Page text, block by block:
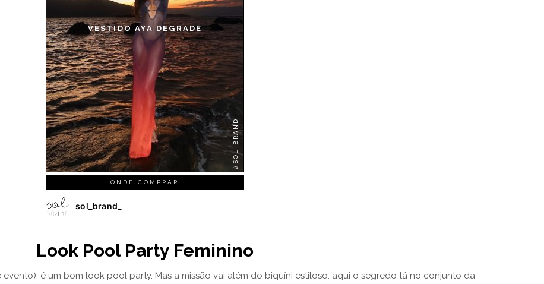
VESTIDO AYA DEGRADE
#SOL_BRAND_
ONDE COMPRAR
sol_brand_
Look Pool Party Feminino
é um bom look pool party. Mas a missão vai além do biquíni estiloso: aqui o segredo tá no conjunto da